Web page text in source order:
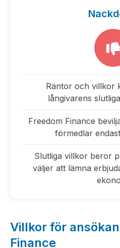
Räntor och villkor
långivarens
Freedom Finance
förmedlar
Slutliga villkor beror
väljer att lämna
Villkor för
Finance